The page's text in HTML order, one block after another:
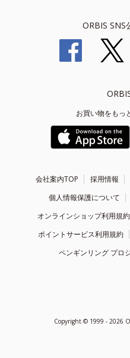
ORBIS SNS
お買い物をもっ
会社案内TOP 採用情報
個人情報保護について
オンラインショップ利用規約
ポイントサービス利用規約
ペンギンリング プロ
Copyright © 1999 - 2026